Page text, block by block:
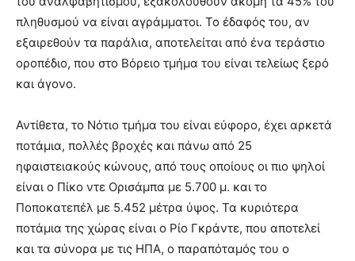
πληθυσμού να είναι αγράμματοι. Το έδαφός του, αν
εξαιρεθούν τα παράλια, αποτελείται από ένα τεράστιο
οροπέδιο, που στο Βόρειο τμήμα του είναι τελείως ξερό
και άγονο.
Αντίθετα, το Νότιο τμήμα του είναι εύφορο, έχει αρκετά
ποτάμια, πολλές βροχές και πάνω από 25
ηφαιστειακούς κώνους, από τους οποίους οι πιο ψηλοί
είναι ο Πίκο ντε Ορισάμπα με 5.700 μ. και το
Ποποκατεπέλ με 5.452 μέτρα ύψος. Τα κυριότερα
ποτάμια της χώρας είναι ο Ρίο Γκράντε, που αποτελεί
και τα σύνορα με τις ΗΠΑ, ο παραπόταμός του ο